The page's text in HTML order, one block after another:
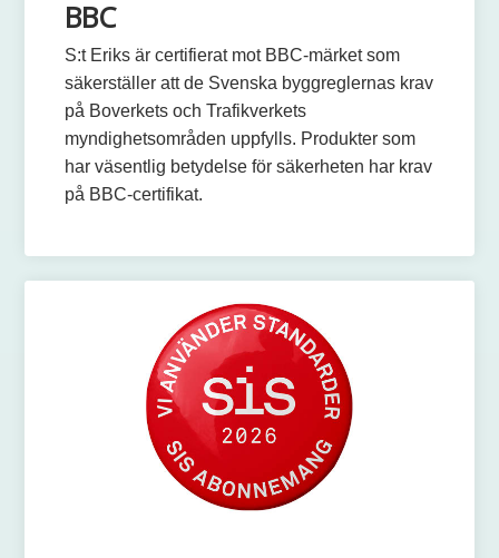
BBC
S:t Eriks är certifierat mot BBC-märket som
säkerställer att de Svenska byggreglernas krav
på Boverkets och Trafikverkets
myndighetsområden uppfylls. Produkter som
har väsentlig betydelse för säkerheten har krav
på BBC-certifikat.